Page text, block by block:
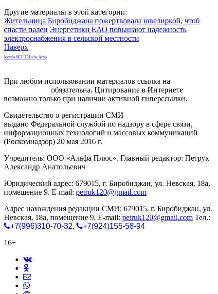
Другие материалы в этой категории:
Жительница Биробиджана пожертвовала ювелиркой, чтоб
спасти палец Энергетики ЕАО повышают надежность
электроснабжения в сельской местности
Наверх
Joomla SEF URLs by Artio
При любом использовании материалов ссылка на
обязательна. Цитирование в Интернете
возможно только при наличии активной гиперссылки.
Свидетельство о регистрации СМИ
выдано Федеральной службой по надзору в сфере связи,
информационных технологий и массовых коммуникаций
(Роскомнадзор) 20 мая 2016 г.
Учредитель: ООО «Альфа Плюс». Главный редактор: Петрук
Александр Анатольевич
Юридический адрес: 679015, г. Биробиджан, ул. Невская, 18а,
помещение 9. E-mail: petruk120@gmail.com
Адрес нахождения редакции СМИ: 679015, г. Биробиджан, ул.
Невская, 18а, помещение 9. E-mail: petruk120@gmail.com Тел.:
+7(996)310-70-32,
+7(924)155-58-94
16+